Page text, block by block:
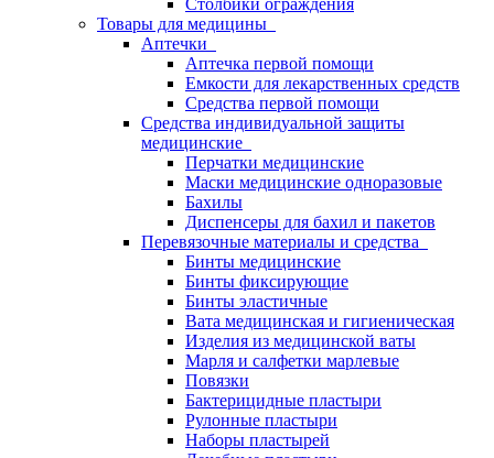
Столбики ограждения
Товары для медицины
Аптечки
Аптечка первой помощи
Емкости для лекарственных средств
Средства первой помощи
Средства индивидуальной защиты
медицинские
Перчатки медицинские
Маски медицинские одноразовые
Бахилы
Диспенсеры для бахил и пакетов
Перевязочные материалы и средства
Бинты медицинские
Бинты фиксирующие
Бинты эластичные
Вата медицинская и гигиеническая
Изделия из медицинской ваты
Марля и салфетки марлевые
Повязки
Бактерицидные пластыри
Рулонные пластыри
Наборы пластырей